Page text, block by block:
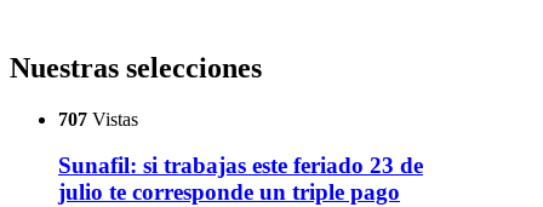
Nuestras selecciones
707 Vistas
Sunafil: si trabajas este feriado 23 de
julio te corresponde un triple pago